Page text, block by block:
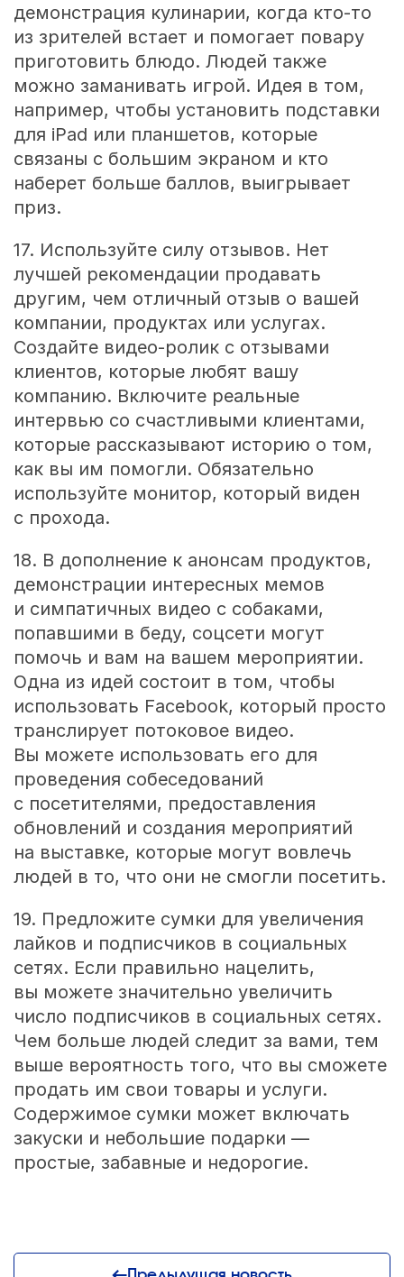
демонстрация кулинарии, когда кто-то
из зрителей встает и помогает повару
приготовить блюдо. Людей также
можно заманивать игрой. Идея в том,
например, чтобы установить подставки
для iPad или планшетов, которые
связаны с большим экраном и кто
наберет больше баллов, выигрывает
приз.
17. Используйте силу отзывов. Нет
лучшей рекомендации продавать
другим, чем отличный отзыв о вашей
компании, продуктах или услугах.
Создайте видео-ролик с отзывами
клиентов, которые любят вашу
компанию. Включите реальные
интервью со счастливыми клиентами,
которые рассказывают историю о том,
как вы им помогли. Обязательно
используйте монитор, который виден
с прохода.
18. В дополнение к анонсам продуктов,
демонстрации интересных мемов
и симпатичных видео с собаками,
попавшими в беду, соцсети могут
помочь и вам на вашем мероприятии.
Одна из идей состоит в том, чтобы
использовать Facebook, который просто
транслирует потоковое видео.
Вы можете использовать его для
проведения собеседований
с посетителями, предоставления
обновлений и создания мероприятий
на выставке, которые могут вовлечь
людей в то, что они не смогли посетить.
19. Предложите сумки для увеличения
лайков и подписчиков в социальных
сетях. Если правильно нацелить,
вы можете значительно увеличить
число подписчиков в социальных сетях.
Чем больше людей следит за вами, тем
выше вероятность того, что вы сможете
продать им свои товары и услуги.
Содержимое сумки может включать
закуски и небольшие подарки —
простые, забавные и недорогие.